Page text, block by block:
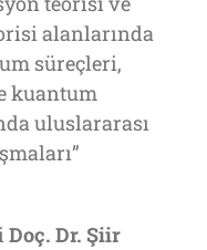
alanlarında
süreçleri,
kuantum
uluslararası
Doç. Dr. Şiir